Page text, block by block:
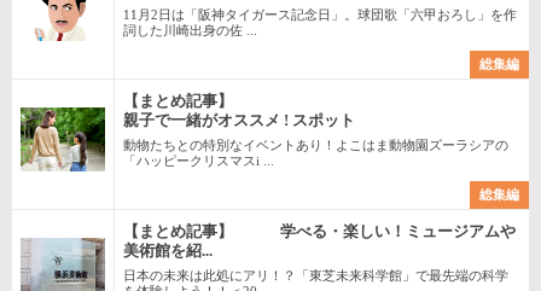
11月2日は「阪神タイガース記念日」。球団歌「六甲おろし」を作
詞した川崎出身の佐 ...
総集編
【まとめ記事】
親子で一緒がオススメ ! スポット
動物たちとの特別なイベントあり！よこはま動物園ズーラシアの
「ハッピークリスマスi ...
総集編
【まとめ記事】 学べる・楽しい！ミュージアムや
美術館を紹...
日本の未来は此処にアリ！？「東芝未来科学館」で最先端の科学